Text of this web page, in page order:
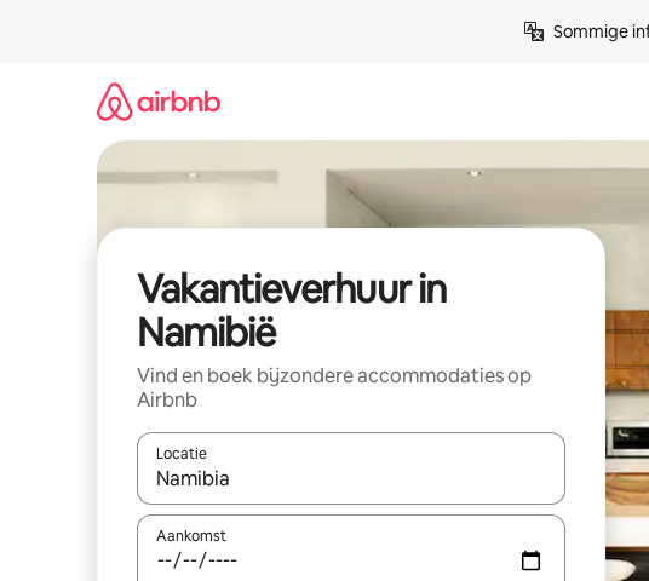
Sommige
Vakantieverhuur in
Namibië
Vind en boek bijzondere accommodaties op
Airbnb
Locatie
Wanneer er suggesties beschikbaar zijn, maak je een keuze
Aankomst